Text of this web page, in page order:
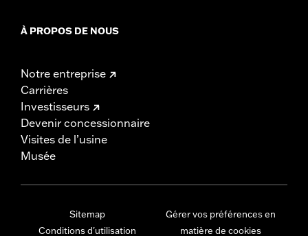
À PROPOS DE NOUS
Notre entreprise
Carrières
Investisseurs
Devenir concessionnaire
Visites de l’usine
Musée
Sitemap
Conditions d'utilisation
Gérer vos préférences en
matière de cookies